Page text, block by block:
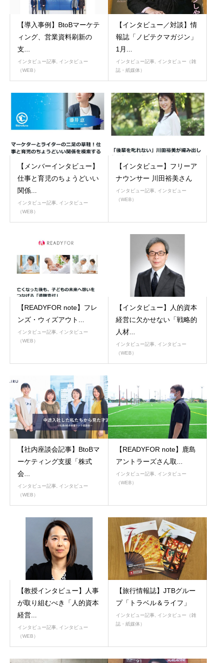
【導入事例】BtoBマーケテ
ィング、営業資料刷新の
支...
インタビュー記事
インタビュー
（WEB）
【インタビュー／対談】情
報誌「ノビテクマガジン」
1月...
インタビュー記事
インタビュー（雑
誌・紙媒体）
【メンバーインタビュー】
仕事と育児のちょうどいい
関係...
インタビュー記事
インタビュー
（WEB）
【インタビュー】フリーア
ナウンサー 川田裕美さん
インタビュー記事
インタビュー
（WEB）
【READYFOR note】フレ
ンズ・ウィズアウト...
インタビュー記事, インタビュー
（WEB）
【インタビュー】人的資本
経営に欠かせない「戦略的
人材...
インタビュー記事, インタビュー
（WEB）
【社内座談会記事】BtoBマ
ーケティング支援「株式
会...
インタビュー記事
インタビュー
（WEB）
【READYFOR note】鹿島
アントラーズさん取...
インタビュー記事
インタビュー
（WEB）
【教授インタビュー】人事
が取り組むべき「人的資本
経営...
インタビュー記事
インタビュー
（WEB）
【旅行情報誌】JTBグルー
プ「トラベル＆ライフ」
インタビュー記事
インタビュー（雑
誌・紙媒体）